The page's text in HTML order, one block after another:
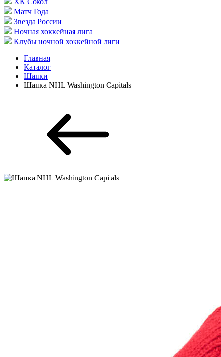
ХК Сокол
Матч Года
Звезда России
Ночная хоккейная лига
Клубы ночной хоккейной лиги
Главная
Каталог
Шапки
Шапка NHL Washington Capitals